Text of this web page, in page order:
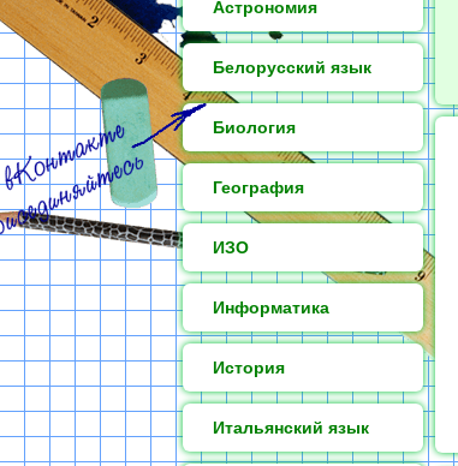
Астрономия
Белорусский язык
Биология
География
ИЗО
Информатика
История
Итальянский язык